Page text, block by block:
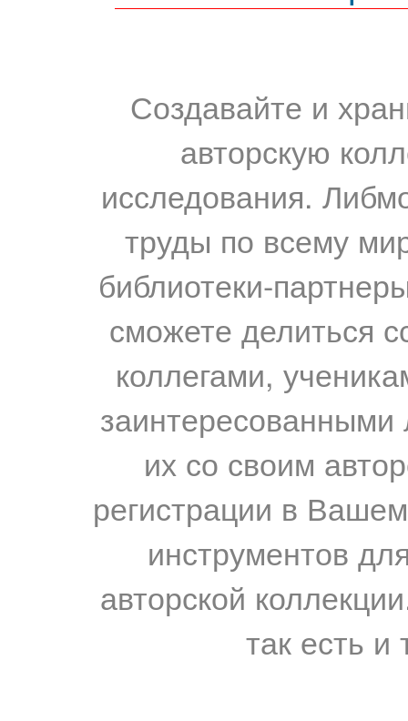
Создавайте и
авторскую
исследования.
труды по всему
библиотеки-
сможете делиться
коллегами,
их со своим
регистрации в
инструментов
авторской
так есть и